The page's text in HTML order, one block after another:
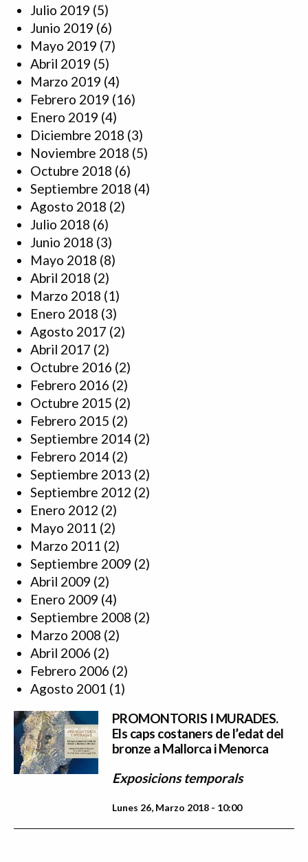
Julio 2019 (5)
Junio 2019 (6)
Mayo 2019 (7)
Abril 2019 (5)
Marzo 2019 (4)
Febrero 2019 (16)
Enero 2019 (4)
Diciembre 2018 (3)
Noviembre 2018 (5)
Octubre 2018 (6)
Septiembre 2018 (4)
Agosto 2018 (2)
Julio 2018 (6)
Junio 2018 (3)
Mayo 2018 (8)
Abril 2018 (2)
Marzo 2018 (1)
Enero 2018 (3)
Agosto 2017 (2)
Abril 2017 (2)
Octubre 2016 (2)
Febrero 2016 (2)
Octubre 2015 (2)
Febrero 2015 (2)
Septiembre 2014 (2)
Febrero 2014 (2)
Septiembre 2013 (2)
Septiembre 2012 (2)
Enero 2012 (2)
Mayo 2011 (2)
Marzo 2011 (2)
Septiembre 2009 (2)
Abril 2009 (2)
Enero 2009 (4)
Septiembre 2008 (2)
Marzo 2008 (2)
Abril 2006 (2)
Febrero 2006 (2)
Agosto 2001 (1)
PROMONTORIS I MURADES.
Els caps costaners de l’edat del
bronze a Mallorca i Menorca
Exposicions temporals
Lunes 26, Marzo 2018 - 10:00